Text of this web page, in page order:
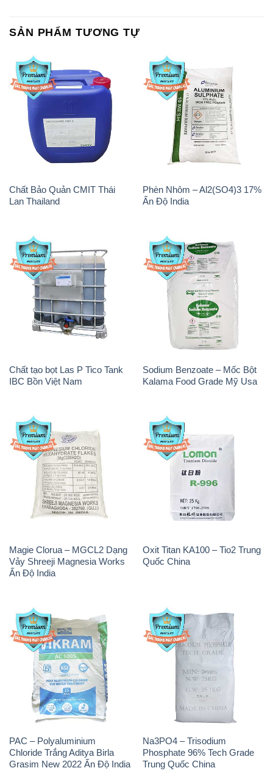
SẢN PHẨM TƯƠNG TỰ
Chất Bảo Quản CMIT Thái
Lan Thailand
Phèn Nhôm – Al2(SO4)3 17%
Ấn Độ India
Chất tạo bọt Las P Tico Tank
IBC Bồn Việt Nam
Sodium Benzoate – Mốc Bột
Kalama Food Grade Mỹ Usa
Magie Clorua – MGCL2 Dạng
Vảy Shreeji Magnesia Works
Ấn Độ India
Oxit Titan KA100 – Tio2 Trung
Quốc China
PAC – Polyaluminium
Chloride Trắng Aditya Birla
Grasim New 2022 Ấn Độ India
Na3PO4 – Trisodium
Phosphate 96% Tech Grade
Trung Quốc China